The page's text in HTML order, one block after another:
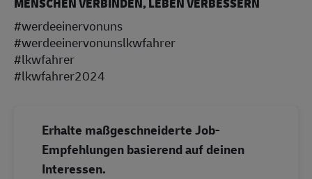
MENSCHEN VERBINDEN, LEBEN VERBESSERN
#werdeeinervonuns
#werdeeinervonunslkwfahrer
#lkwfahrer
#lkwfahrer2024
Erhalte maßgeschneiderte Job-
Empfehlungen basierend auf deinen
Interessen.